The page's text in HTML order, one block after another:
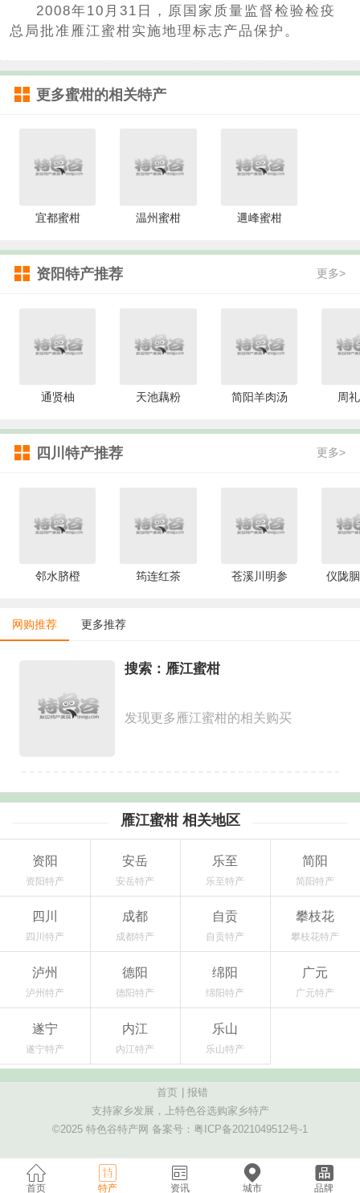
2008年10月31日，原国家质量监督检验检疫
总局批准雁江蜜柑实施地理标志产品保护。
更多蜜柑的相关特产
宜都蜜柑 温州蜜柑 逥峰蜜柑
资阳特产推荐 更多>
通贤柚 天池藕粉 简阳羊肉汤 周
四川特产推荐 更多>
邻水脐橙 筠连红茶 苍溪川明参 仪陇
网购推荐 更多推荐
搜索：雁江蜜柑
发现更多雁江蜜柑的相关购买
雁江蜜柑 相关地区
资阳
资阳特产
安岳
安岳特产
乐至
乐至特产
简阳
简阳特产
四川
四川特产
成都
成都特产
自贡
自贡特产
攀枝花
攀枝花特产
泸州
泸州特产
德阳
德阳特产
绵阳
绵阳特产
广元
广元特产
遂宁
遂宁特产
内江
内江特产
乐山
乐山特产
首页 特产 资讯 城市 品牌
首页
报错
支持家乡发展，上特色谷选购家乡特产
©2025 特色谷特产网 备案号： 粤ICP备2021049512号-1